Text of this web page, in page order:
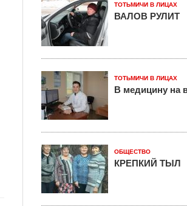
ТОТЬМИЧИ В ЛИЦАХ
ВАЛОВ РУЛИТ
ТОТЬМИЧИ В ЛИЦАХ
В медицину на
ОБЩЕСТВО
КРЕПКИЙ ТЫЛ